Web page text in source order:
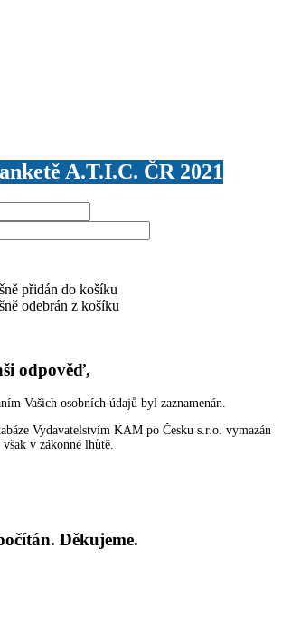
A.T.I.C. ČR 2021
přidán do košíku
odebrán z košíku
odpověď,
Vašich osobních údajů byl zaznamenán.
Vydavatelstvím KAM po Česku s.r.o. vymazán
v zákonné lhůtě.
Děkujeme.